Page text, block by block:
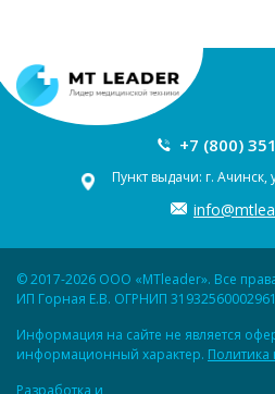
+7 (800)
Пункт выдачи: г.
© 2017-2026 ООО «MTleader». Все
ИП Горная Е.В. ОГРНИП
Информация на сайте не является
информационный характер.
Разработка и